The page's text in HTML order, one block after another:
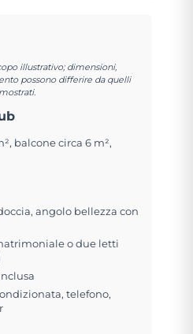
illustrativo; dimensioni,
possono differire da quelli
mostrati.
balcone circa 6 m²,
angolo bellezza con
o due letti
telefono,